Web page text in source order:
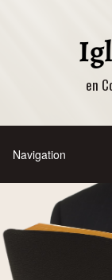
en